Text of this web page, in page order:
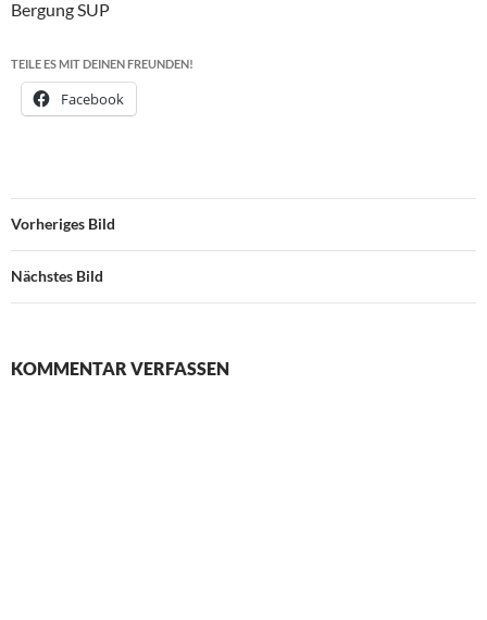
Bergung SUP
TEILE ES MIT DEINEN FREUNDEN!
Facebook
Vorheriges Bild
Nächstes Bild
KOMMENTAR VERFASSEN